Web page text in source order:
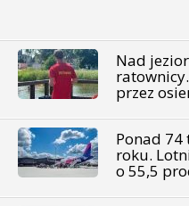
Nad
przez
Ponad 74
roku.
o 55,5